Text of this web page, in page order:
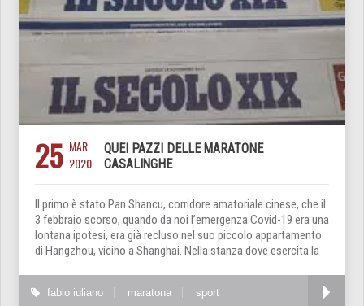
25 MAR
2020
QUEI PAZZI DELLE MARATONE
CASALINGHE
Il primo è stato Pan Shancu, corridore amatoriale cinese, che il
3 febbraio scorso, quando da noi l’emergenza Covid-19 era una
lontana ipotesi, era già recluso nel suo piccolo appartamento
di Hangzhou, vicino a Shanghai. Nella stanza dove esercita la
fabio iuliano maratona sport